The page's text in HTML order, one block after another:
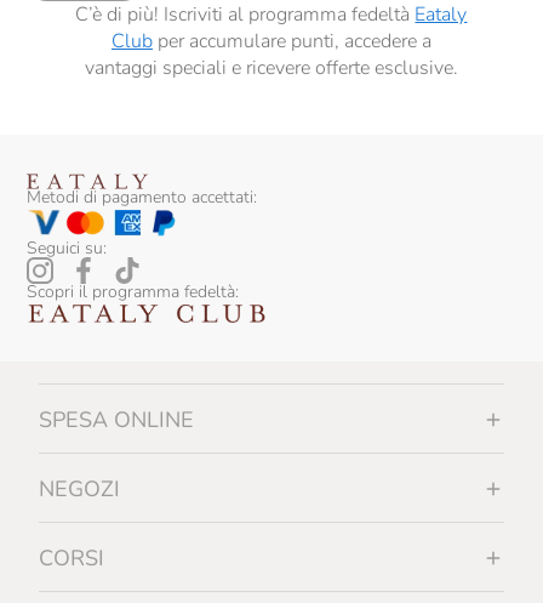
C’è di più! Iscriviti al programma fedeltà Eataly
Clubper accumulare punti, accedere a
vantaggi speciali e ricevere offerte esclusive.
Metodi di pagamento accettati:
Seguici su:
Scopri il programma fedeltà:
SPESA ONLINE
NEGOZI
CORSI